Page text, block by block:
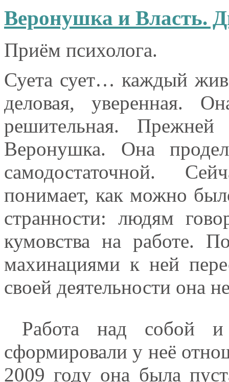
Веронушка и Власть.
Приём психолога.
Суета сует… каждый
деловая, уверенная.
решительная.
Веронушка. Она
самодостаточной.
понимает, как можно
странности: людям
кумовства на работе.
махинациями к ней
своей деятельности она
Работа над собой и
сформировали у неё
2009 году она была